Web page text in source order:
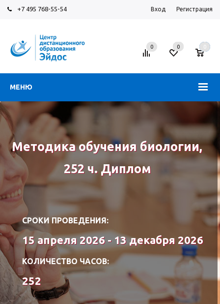
+7 495 768-55-54 Вход Регистрация
МЕНЮ
0 0 0
Методика обучения биологии,
252 ч. Диплом
СРОКИ ПРОВЕДЕНИЯ:
15 апреля 2026 - 13 декабря 2026
КОЛИЧЕСТВО ЧАСОВ:
252